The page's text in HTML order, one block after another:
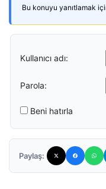
Bu konuyu yanıtlamak
Kullanıcı adı:
Parola:
Beni hatırla
Paylaş: